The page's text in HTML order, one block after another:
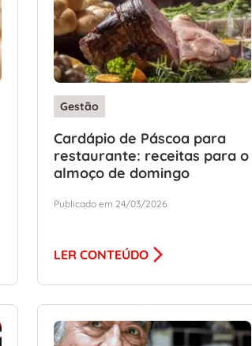
Gestão
Cardápio de Páscoa para
restaurante: receitas para o
almoço de domingo
Publicado em 24/03/2026
LER CONTEÚDO